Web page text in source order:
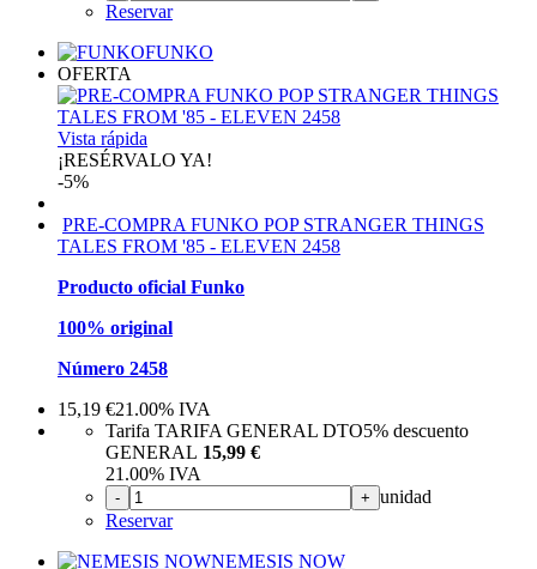
Reservar
FUNKO
OFERTA
Vista rápida
¡RESÉRVALO YA!
-5%
PRE-COMPRA FUNKO POP STRANGER THINGS
TALES FROM '85 - ELEVEN 2458
Producto oficial Funko
100% original
Número 2458
15,19 €21.00% IVA
Tarifa TARIFA GENERAL DTO5% descuento
GENERAL 15,99 €
21.00% IVA
- + unidad
Reservar
NEMESIS NOW